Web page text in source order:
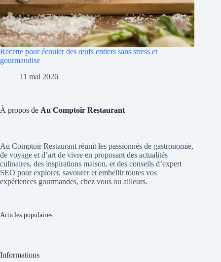
Recette pour écouler des œufs entiers sans stress et
gourmandise
11 mai 2026
À propos de Au Comptoir Restaurant
Au Comptoir Restaurant réunit les passionnés de gastronomie,
de voyage et d’art de vivre en proposant des actualités
culinaires, des inspirations maison, et des conseils d’expert
SEO pour explorer, savourer et embellir toutes vos
expériences gourmandes, chez vous ou ailleurs.
Articles populaires
Informations